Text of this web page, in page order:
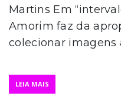
Martins Em
Amorim faz da
colecionar imagens
LEIA MAIS